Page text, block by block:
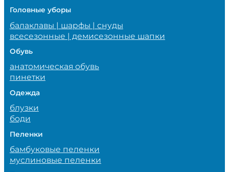
Головные уборы
балаклавы | шарфы | снуды
всесезонные | демисезонные шапки
Обувь
анатомическая обувь
пинетки
Одежда
блузки
боди
Пеленки
бамбуковые пеленки
муслиновые пеленки